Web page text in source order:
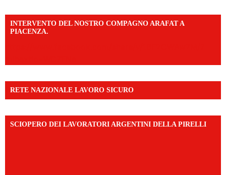
INTERVENTO DEL NOSTRO COMPAGNO ARAFAT A
PIACENZA.
RETE NAZIONALE LAVORO SICURO
SCIOPERO DEI LAVORATORI ARGENTINI DELLA PIRELLI